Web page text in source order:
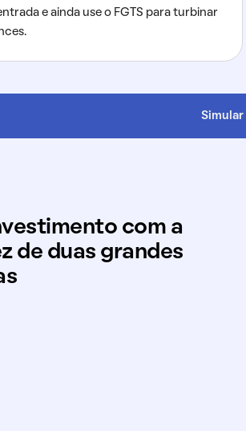
e ainda use o FGTS para turbinar
com a
de duas grandes